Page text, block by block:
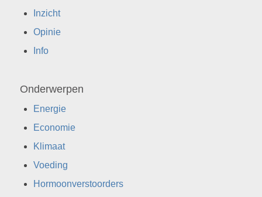
Inzicht
Opinie
Info
Onderwerpen
Energie
Economie
Klimaat
Voeding
Hormoonverstoorders